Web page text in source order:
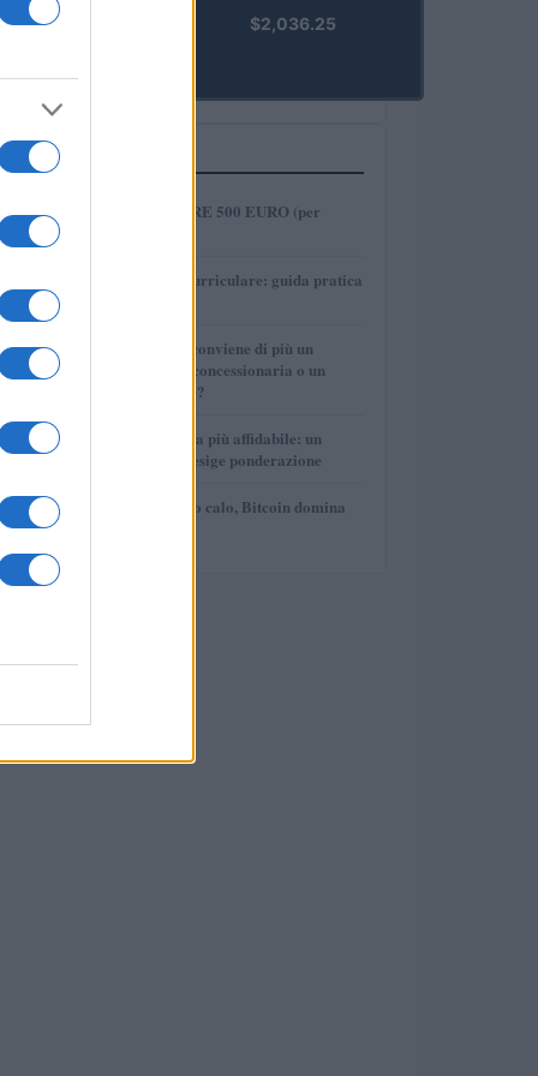
PRIME)
$2,036.25
PIÙ LETTI
1
COME INVESTIRE 500 EURO (per
2
Tirocinio extra-curriculare: guida pratica
3
Per le auto usate conviene di più un
finanziamento in concessionaria o un
prestito personale?
4
La macchina usata più affidabile: un
investimento che esige ponderazione
5
Mercati in leggero calo, Bitcoin domina